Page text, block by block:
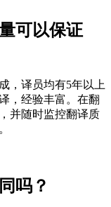
可以保证
，译员均有5年以上
，经验丰富。在翻
并随时监控翻译质
吗？